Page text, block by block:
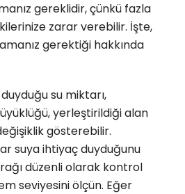
gereklidir, çünkü fazla
zarar verebilir. İşte,
gerektiği hakkında
su miktarı,
yerleştirildiği alan
gösterebilir.
suya ihtiyaç duyduğunu
düzenli olarak kontrol
seviyesini ölçün. Eğer